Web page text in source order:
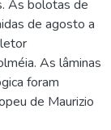
As bolotas de
de agosto a
As lâminas
foram
de Maurizio